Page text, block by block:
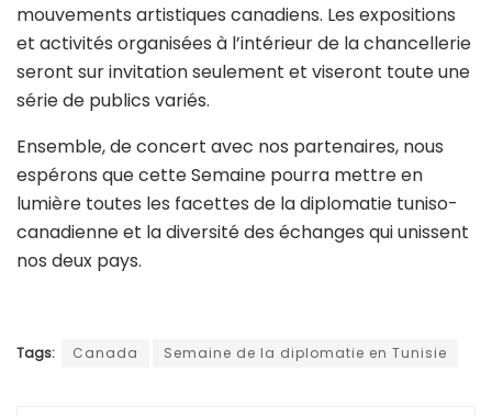
mouvements artistiques canadiens. Les expositions
et activités organisées à l’intérieur de la chancellerie
seront sur invitation seulement et viseront toute une
série de publics variés.
Ensemble, de concert avec nos partenaires, nous
espérons que cette Semaine pourra mettre en
lumière toutes les facettes de la diplomatie tuniso-
canadienne et la diversité des échanges qui unissent
nos deux pays.
Tags: Canada Semaine de la diplomatie en Tunisie